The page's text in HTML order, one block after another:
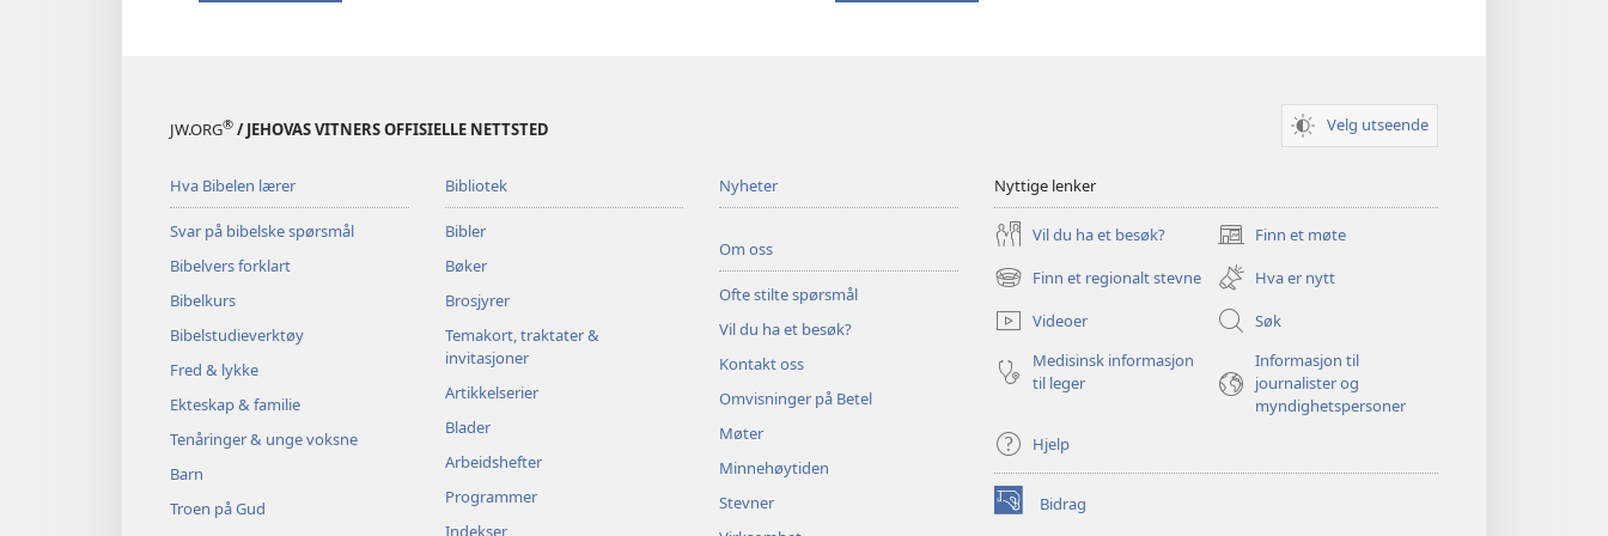
JW.ORG® / JEHOVAS VITNERS OFFISIELLE NETTSTED Velg utseende
Hva Bibelen lærer
Svar på bibelske spørsmål
Bibelvers forklart
Bibelkurs
Bibelstudieverktøy
Fred & lykke
Ekteskap & familie
Tenåringer & unge voksne
Barn
Troen på Gud
Bibliotek
Bibler
Bøker
Brosjyrer
Temakort, traktater &
invitasjoner
Artikkelserier
Blader
Arbeidshefter
Programmer
Indekser
Nyheter
Om oss
Ofte stilte spørsmål
Vil du ha et besøk?
Kontakt oss
Omvisninger på Betel
Møter
Minnehøytiden
Stevner
Nyttige lenker
Vil du ha et besøk? Finn et møte
(åpner
nytt
vindu)
Finn et regionalt stevne
(åpner
nytt
vindu)
Hva er nytt
Videoer
Søk
Medisinsk informasjon
til leger
Informasjon til
journalister og
myndighetspersoner
Hjelp
Bidrag
(åpner